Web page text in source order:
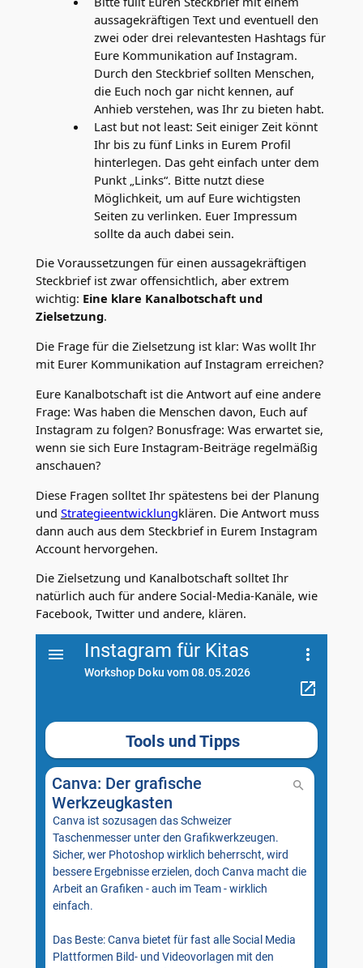
aussagekräftigen Text und eventuell den
zwei oder drei relevantesten Hashtags für
Eure Kommunikation auf Instagram.
Durch den Steckbrief sollten Menschen,
die Euch noch gar nicht kennen, auf
Anhieb verstehen, was Ihr zu bieten habt.
Last but not least: Seit einiger Zeit könnt
Ihr bis zu fünf Links in Eurem Profil
hinterlegen. Das geht einfach unter dem
Punkt „Links“. Bitte nutzt diese
Möglichkeit, um auf Eure wichtigsten
Seiten zu verlinken. Euer Impressum
sollte da auch dabei sein.
Die Voraussetzungen für einen aussagekräftigen
Steckbrief ist zwar offensichtlich, aber extrem
wichtig: Eine klare Kanalbotschaft und
Zielsetzung.
Die Frage für die Zielsetzung ist klar: Was wollt Ihr
mit Eurer Kommunikation auf Instagram erreichen?
Eure Kanalbotschaft ist die Antwort auf eine andere
Frage: Was haben die Menschen davon, Euch auf
Instagram zu folgen? Bonusfrage: Was erwartet sie,
wenn sie sich Eure Instagram-Beiträge regelmäßig
anschauen?
Diese Fragen solltet Ihr spätestens bei der Planung
und Strategieentwicklungklären. Die Antwort muss
dann auch aus dem Steckbrief in Eurem Instagram
Account hervorgehen.
Die Zielsetzung und Kanalbotschaft solltet Ihr
natürlich auch für andere Social-Media-Kanäle, wie
Facebook, Twitter und andere, klären.